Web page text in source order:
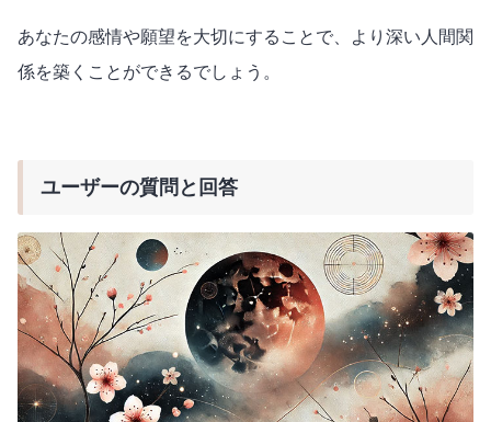
あなたの感情や願望を大切にすることで、より深い人間関
係を築くことができるでしょう。
ユーザーの質問と回答